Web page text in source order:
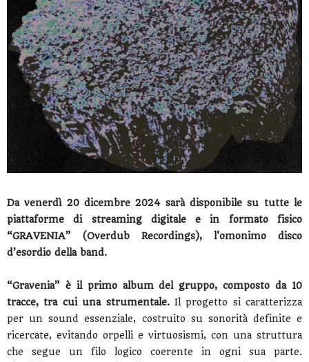
Da venerdì 20 dicembre 2024 sarà disponibile su tutte le
piattaforme di streaming digitale e in formato fisico
“GRAVENIA” (Overdub Recordings), l'omonimo disco
d’esordio della band.
“Gravenia” è il primo album del gruppo, composto da 10
tracce, tra cui una strumentale.Il progetto si caratterizza
per un sound essenziale, costruito su sonorità definite e
ricercate, evitando orpelli e virtuosismi, con una struttura
che segue un filo logico coerente in ogni sua parte.